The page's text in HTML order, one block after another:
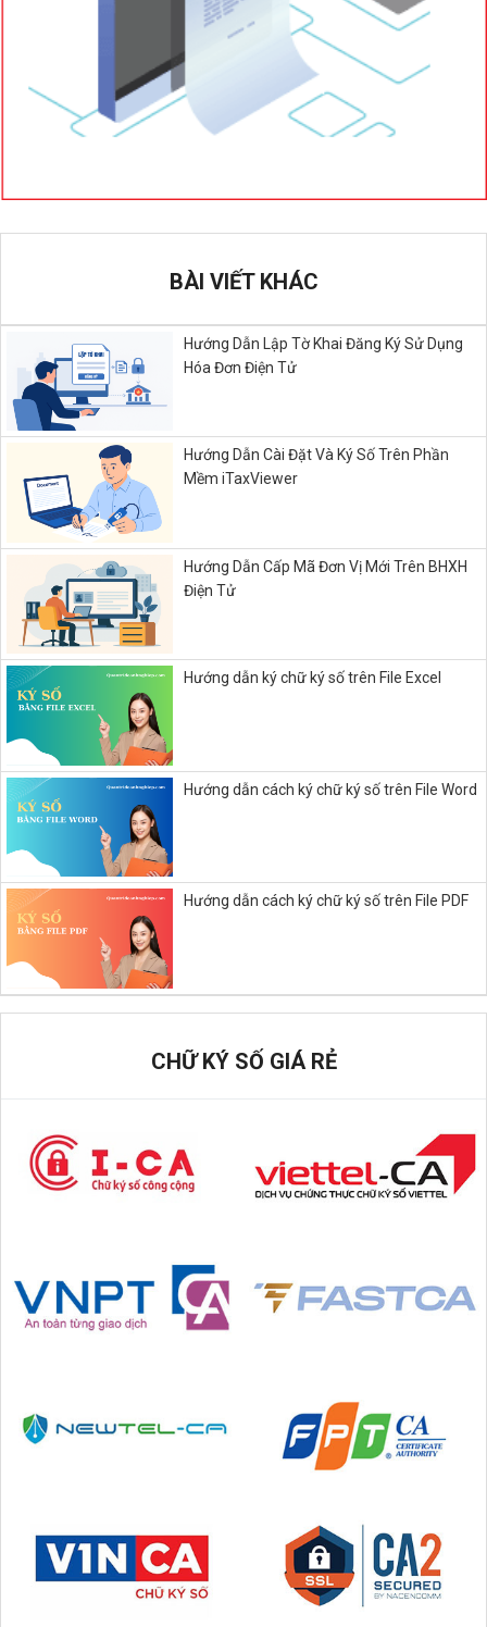
BÀI VIẾT KHÁC
Hướng Dẫn Lập Tờ Khai Đăng Ký Sử Dụng
Hóa Đơn Điện Tử
Hướng Dẫn Cài Đặt Và Ký Số Trên Phần
Mềm iTaxViewer
Hướng Dẫn Cấp Mã Đơn Vị Mới Trên BHXH
Điện Tử
Hướng dẫn ký chữ ký số trên File Excel
Hướng dẫn cách ký chữ ký số trên File Word
Hướng dẫn cách ký chữ ký số trên File PDF
CHỮ KÝ SỐ GIÁ RẺ